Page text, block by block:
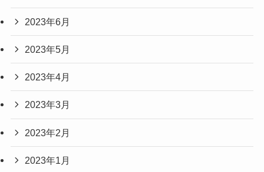
2023年6月
2023年5月
2023年4月
2023年3月
2023年2月
2023年1月